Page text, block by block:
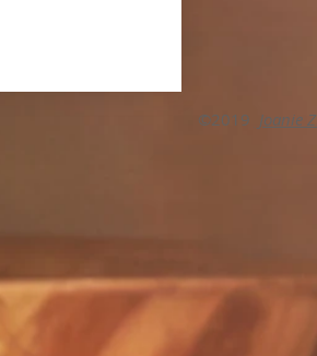
​©2019 Joanie